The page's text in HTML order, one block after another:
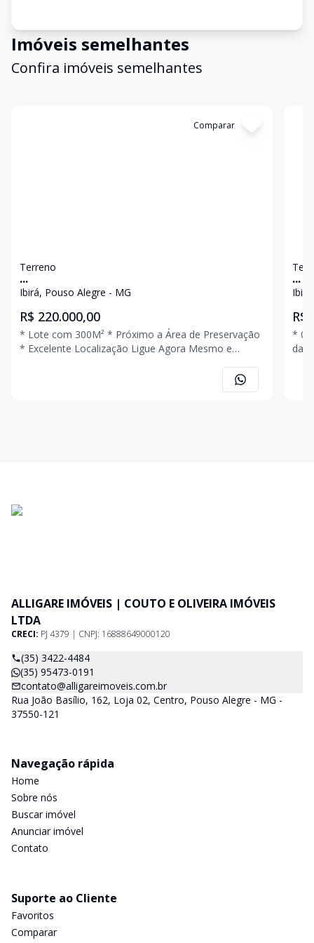
Imóveis semelhantes
Confira imóveis semelhantes
Comparar
Terreno
...
Ibirá, Pouso Alegre - MG
R$ 220.000,00
* Lote com 300M² * Próximo a Área de Preservação
* Excelente Localização Ligue Agora Mesmo e
...
R$
* 02
da
ALLIGARE IMÓVEIS | COUTO E OLIVEIRA IMÓVEIS
LTDA
CRECI: PJ 4379 | CNPJ: 16888649000120
(35) 3422-4484
(35) 95473-0191
contato@alligareimoveis.com.br
Rua João Basílio, 162, Loja 02, Centro, Pouso Alegre - MG -
37550-121
Navegação rápida
Home
Sobre nós
Buscar imóvel
Anunciar imóvel
Contato
Suporte ao Cliente
Favoritos
Comparar